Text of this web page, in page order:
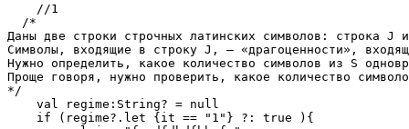
    //1
  /*
Даны две строки строчных латинских символов: строка
Символы, входящие в строку J, — «драгоценности»,
Нужно определить, какое количество символов из S
Проще говоря, нужно проверить, какое количество
*/
    val regime:String? = null
    if (regime?.let {it == "1"} ?: true ){